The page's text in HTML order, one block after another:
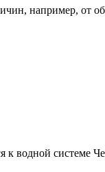
например, от
водной системе